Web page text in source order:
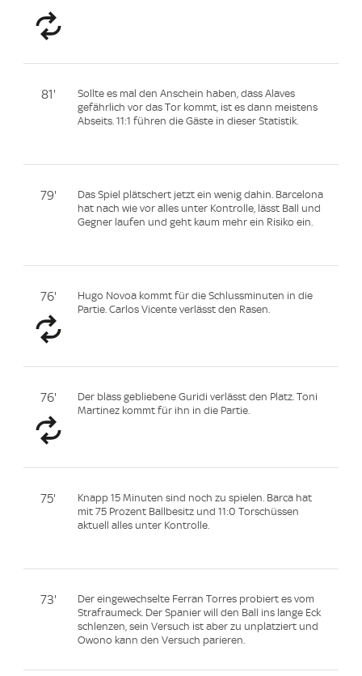
81'
Sollte es mal den Anschein haben, dass Alaves
gefährlich vor das Tor kommt, ist es dann meistens
Abseits. 11:1 führen die Gäste in dieser Statistik.
79'
Das Spiel plätschert jetzt ein wenig dahin. Barcelona
hat nach wie vor alles unter Kontrolle, lässt Ball und
Gegner laufen und geht kaum mehr ein Risiko ein.
76'
Hugo Novoa kommt für die Schlussminuten in die
Partie. Carlos Vicente verlässt den Rasen.
76'
Der blass gebliebene Guridi verlässt den Platz. Toni
Martinez kommt für ihn in die Partie.
75'
Knapp 15 Minuten sind noch zu spielen. Barca hat
mit 75 Prozent Ballbesitz und 11:0 Torschüssen
aktuell alles unter Kontrolle.
73'
Der eingewechselte Ferran Torres probiert es vom
Strafraumeck. Der Spanier will den Ball ins lange Eck
schlenzen, sein Versuch ist aber zu unplatziert und
Owono kann den Versuch parieren.